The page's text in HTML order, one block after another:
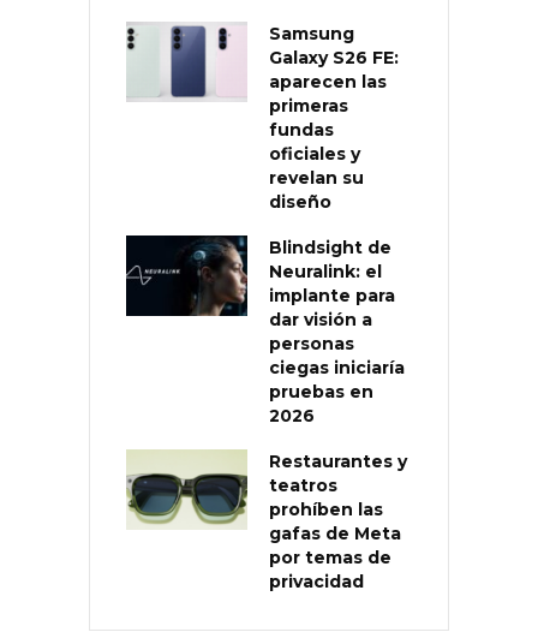
Samsung
Galaxy S26 FE:
aparecen las
primeras
fundas
oficiales y
revelan su
diseño
Blindsight de
Neuralink: el
implante para
dar visión a
personas
ciegas iniciaría
pruebas en
2026
Restaurantes y
teatros
prohíben las
gafas de Meta
por temas de
privacidad